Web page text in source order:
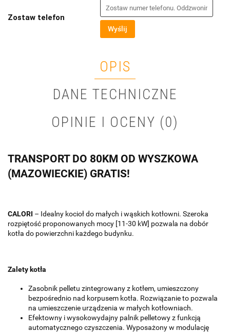
Zostaw telefon
Wyślij
OPIS
DANE TECHNICZNE
OPINIE I OCENY (0)
TRANSPORT DO 80KM OD WYSZKOWA
(MAZOWIECKIE) GRATIS!
CALORI – Idealny kocioł do małych i wąskich kotłowni. Szeroka
rozpiętość proponowanych mocy [11-30 kW] pozwala na dobór
kotła do powierzchni każdego budynku.
Zalety kotła
Zasobnik pelletu zintegrowany z kotłem, umieszczony
bezpośrednio nad korpusem kotła. Rozwiązanie to pozwala
na umieszczenie urządzenia w małych kotłowniach.
Efektowny i wysokowydajny palnik pelletowy z funkcją
automatycznego czyszczenia. Wyposażony w modulację